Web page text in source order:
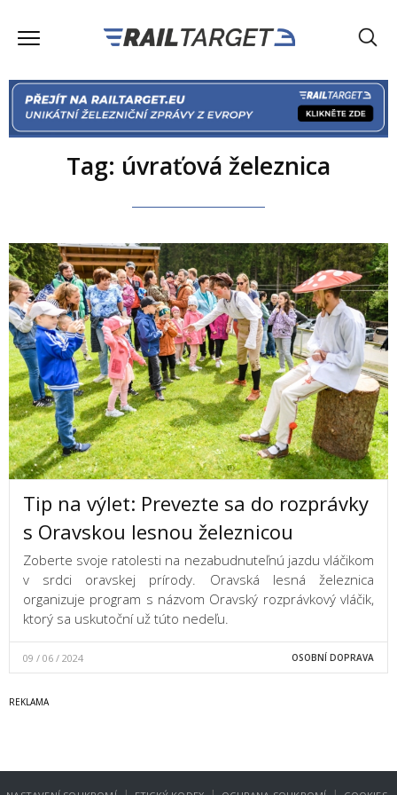
Tag: úvraťová železnica
Tip na výlet: Prevezte sa do rozprávky
s Oravskou lesnou železnicou
Zoberte svoje ratolesti na nezabudnuteľnú jazdu vláčikom
v srdci oravskej prírody. Oravská lesná železnica
organizuje program s názvom Oravský rozprávkový vláčik,
ktorý sa uskutoční už túto nedeľu.
09 / 06 / 2024 OSOBNÍ DOPRAVA